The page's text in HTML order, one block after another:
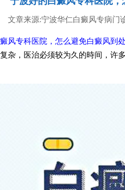
文章来源:宁波华仁白癜风专病
风专科医院，怎么避免白癜风到
杂，医治必须较为久的時间，许